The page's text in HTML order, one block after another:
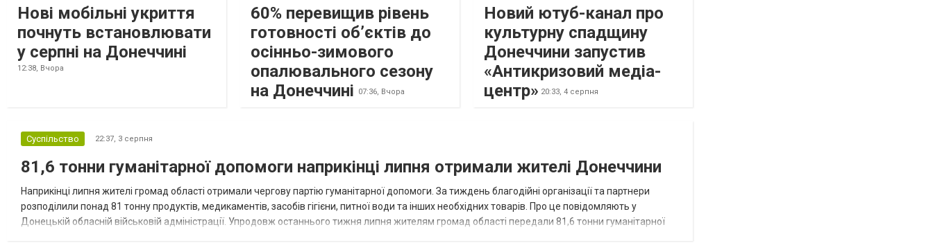
Нові мобільні укриття
почнуть встановлювати
у серпні на Донеччині
12:38, Вчора
60% перевищив рівень
готовності об’єктів до
осінньо-зимового
опалювального сезону
на Донеччині
07:36, Вчора
Новий ютуб-канал про
культурну спадщину
Донеччини запустив
«Антикризовий медіа-
центр» 20:33, 4 серпня
Суспільство 22:37, 3 серпня
81,6 тонни гуманітарної допомоги наприкінці липня отримали жителі Донеччини
Наприкінці липня жителі громад області отримали чергову партію гуманітарної допомоги. За тиждень благодійні організації та партнери
розподілили понад 81 тонну продуктів, медикаментів, засобів гігієни, питної води та інших необхідних товарів. Про це повідомляють у
Донецькій обласній військовій адміністрації. Упродовж останнього тижня липня жителям громад області передали 81,6 тонни гуманітарної